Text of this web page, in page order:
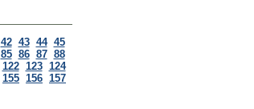
42 43 44 45
85 86 87 88
122 123 124
155 156 157